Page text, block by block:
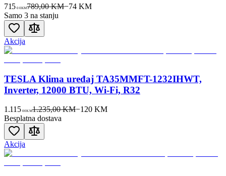
715 00KM789,00 KM−74 KM
Samo 3 na stanju
Akcija
TESLA Klima uređaj TA35MMFT-1232IHWT,
Inverter, 12000 BTU, Wi-Fi, R32
1.115 00KM1.235,00 KM−120KM
Besplatna dostava
Akcija